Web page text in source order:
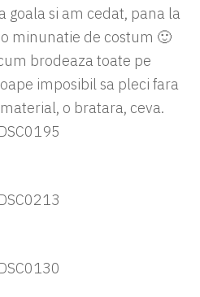
goala si am cedat, pana la
minunatie de costum 🙂
brodeaza toate pe
imposibil sa pleci fara
o bratara, ceva.